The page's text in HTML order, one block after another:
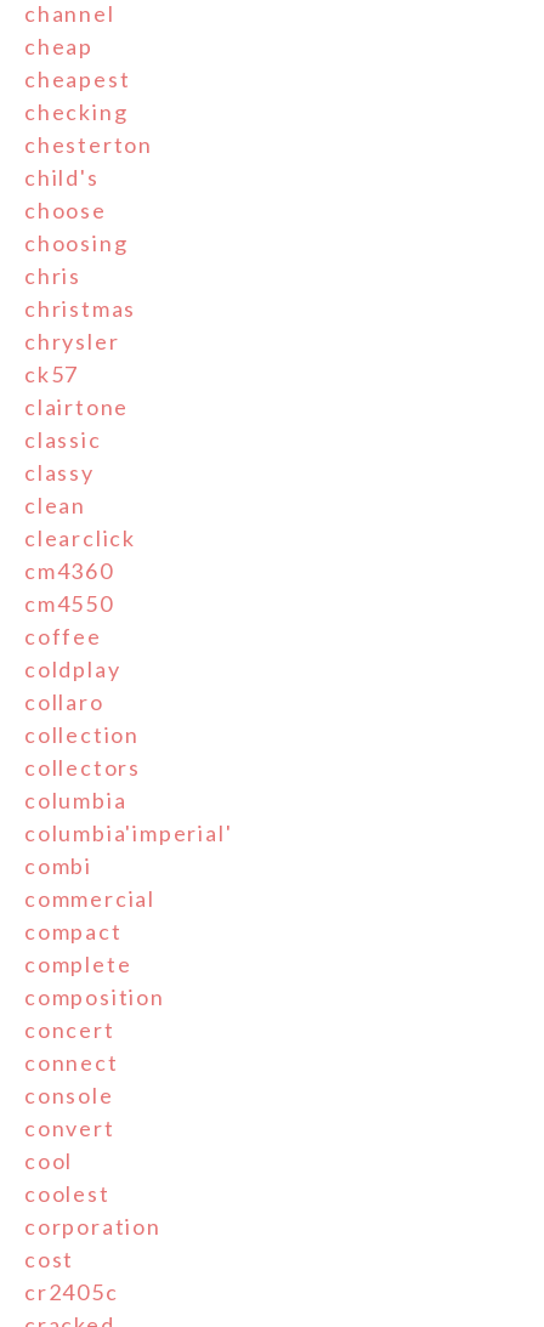
channel
cheap
cheapest
checking
chesterton
child's
choose
choosing
chris
christmas
chrysler
ck57
clairtone
classic
classy
clean
clearclick
cm4360
cm4550
coffee
coldplay
collaro
collection
collectors
columbia
columbia'imperial'
combi
commercial
compact
complete
composition
concert
connect
console
convert
cool
coolest
corporation
cost
cr2405c